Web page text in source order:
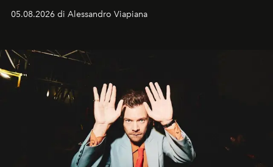
05.08.2026 di Alessandro Viapiana